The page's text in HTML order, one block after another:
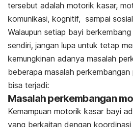
tersebut adalah motorik kasar,
komunikasi, kognitif, sampai
Walaupun setiap bayi
sendiri, jangan lupa untuk tetap
kemungkinan adanya masalah
beberapa masalah
bisa terjadi:
Masalah perkembangan
Kemampuan motorik kasar bayi
yang berkaitan dengan